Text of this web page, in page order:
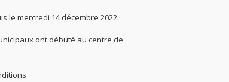
le mercredi 14 décembre 2022.
ont débuté au centre de